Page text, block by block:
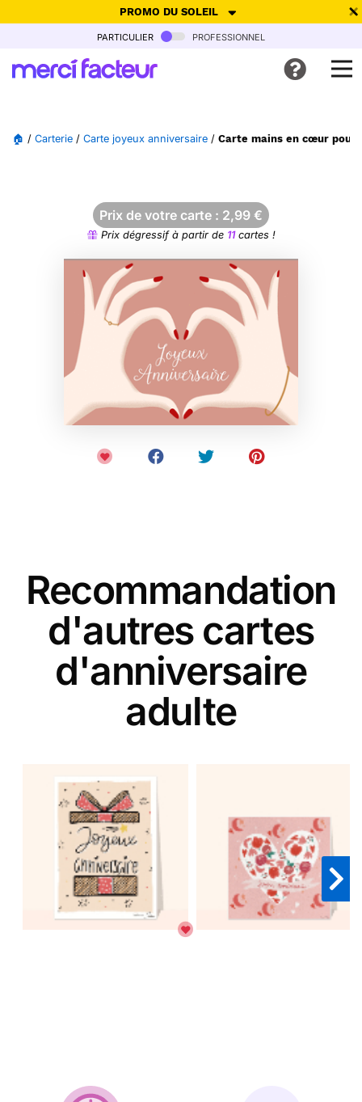
PROMO DU SOLEIL
-30% de réduction avec le code SUMMER26pour envoyer des
Ne plus afficher
particulier professionnel
🏠 / Carterie / Carte joyeux anniversaire / Carte mains en cœur pour
Prix de votre carte : 2,99 €
Prix dégressif à partir de 11cartes !
Recommandation
d'autres cartes
d'anniversaire
adulte